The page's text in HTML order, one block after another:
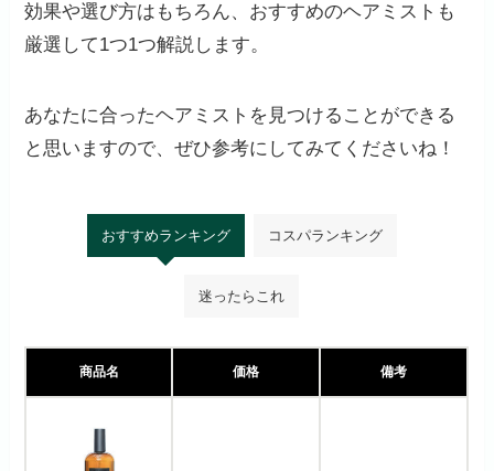
効果や選び方はもちろん、おすすめのヘアミストも
厳選して1つ1つ解説します。
あなたに合ったヘアミストを見つけることができる
と思いますので、ぜひ参考にしてみてくださいね！
おすすめランキング コスパランキング
迷ったらこれ
商品名 価格 備考